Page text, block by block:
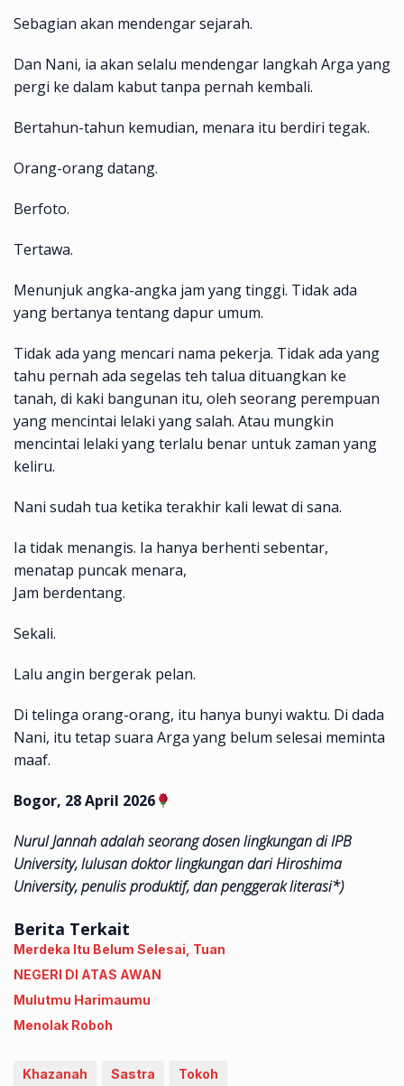
Sebagian akan mendengar sejarah.
Dan Nani, ia akan selalu mendengar langkah Arga yang
pergi ke dalam kabut tanpa pernah kembali.
Bertahun-tahun kemudian, menara itu berdiri tegak.
Orang-orang datang.
Berfoto.
Tertawa.
Menunjuk angka-angka jam yang tinggi. Tidak ada
yang bertanya tentang dapur umum.
Tidak ada yang mencari nama pekerja. Tidak ada yang
tahu pernah ada segelas teh talua dituangkan ke
tanah, di kaki bangunan itu, oleh seorang perempuan
yang mencintai lelaki yang salah. Atau mungkin
mencintai lelaki yang terlalu benar untuk zaman yang
keliru.
Nani sudah tua ketika terakhir kali lewat di sana.
Ia tidak menangis. Ia hanya berhenti sebentar,
menatap puncak menara,
Jam berdentang.
Sekali.
Lalu angin bergerak pelan.
Di telinga orang-orang, itu hanya bunyi waktu. Di dada
Nani, itu tetap suara Arga yang belum selesai meminta
maaf.
Bogor, 28 April 2026
Nurul Jannah adalahseorang dosen lingkungan di IPB
University, lulusan doktor lingkungan dari Hiroshima
University, penulis produktif, dan penggerak literasi*)
Berita Terkait
Merdeka Itu Belum Selesai, Tuan
NEGERI DI ATAS AWAN
Mulutmu Harimaumu
Menolak Roboh
Khazanah Sastra Tokoh